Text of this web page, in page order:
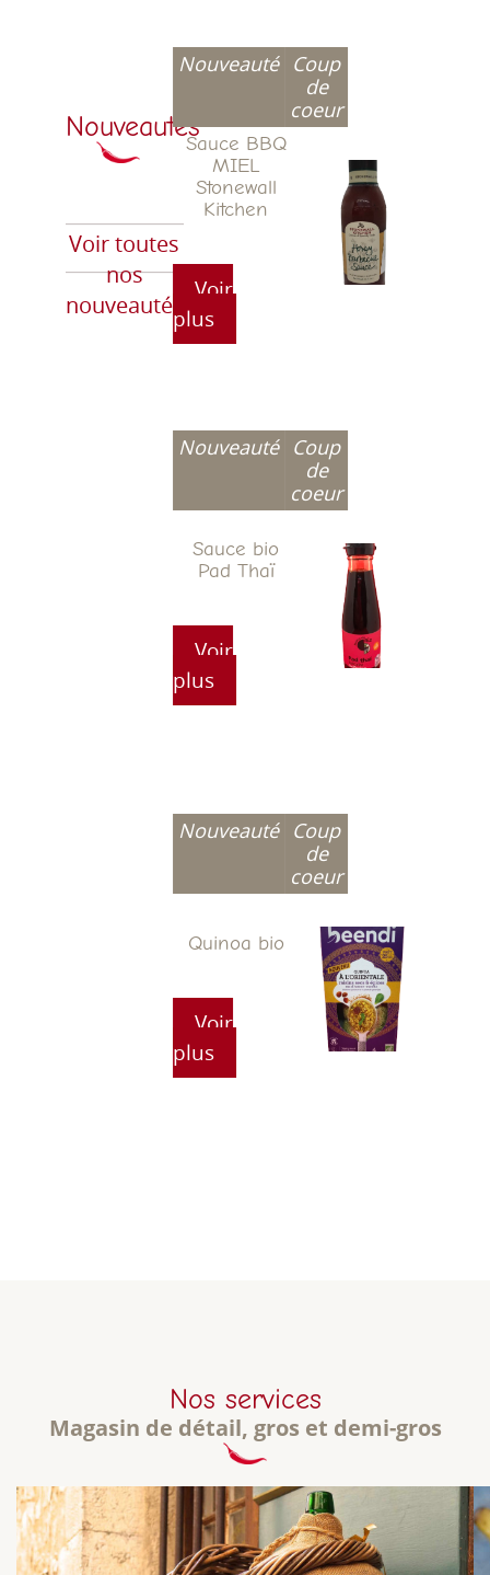
Nouveautés
Voir toutes
nos
nouveautés
Sauce BBQ
MIEL
Stonewall
Kitchen
Nouveauté Coup
de
coeur
Voir
plus
Sauce bio
Pad Thaï
Nouveauté Coup
de
coeur
Voir
plus
Quinoa bio
Nouveauté Coup
de
coeur
Voir
plus
Nos services
Magasin de détail, gros et demi-gros